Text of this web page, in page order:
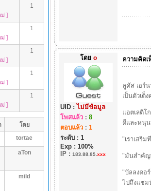
]
1
]
1
]
1
]
1
]
1
โดย
tortae
aTon
mild
โดย o
UID :ไม่มีข้อมูล
โพสแล้ว: 8
ตอบแล้ว: 1
ระดับ : 1
Exp : 100%
IP: 183.88.85. xxx
ความคิด
ลูคัส เอร์
เป็นตัวเต็
แอตเลติโ
ดีและหนุน
"เราเสริ
"มันสำคัญ
"บัลลงดอ
ไปถึงแชม